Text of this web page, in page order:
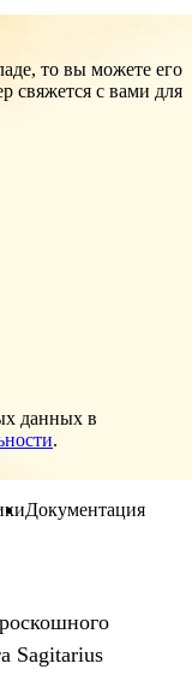
то вы можете его
свяжется с вами для
данных в
.
Документация
Sagitarius